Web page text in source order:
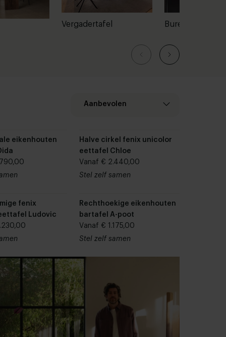
Vergadertafel Bureaus
Aanbevolen
eikenhouten
Halve cirkel fenix unicolor
eettafel Chloe
Vanaf € 2.440,00
Stel zelf samen
fenix
Ludovic
Rechthoekige eikenhouten
bartafel A-poot
Vanaf € 1.175,00
Stel zelf samen